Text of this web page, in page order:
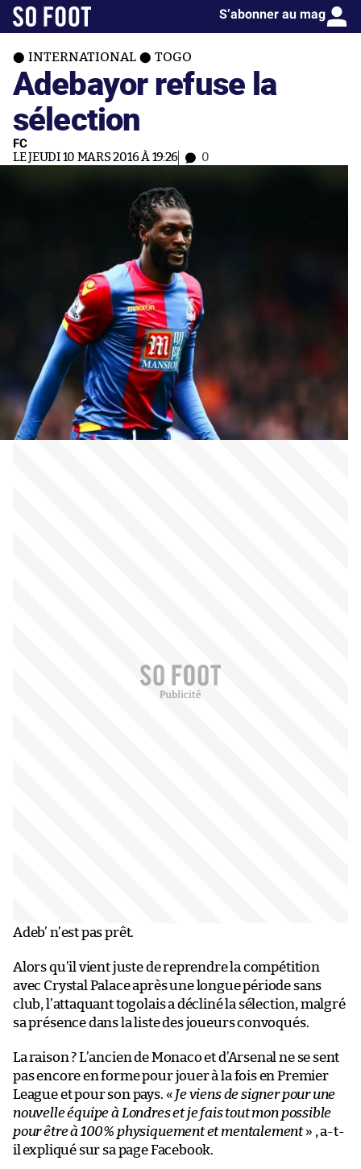
S’abonner au mag
INTERNATIONAL TOGO
Adebayor refuse la
sélection
FC
LE JEUDI 10 MARS 2016 À 19:26 0
Adeb’ n’est pas prêt.
Alors qu’il vient juste de reprendre la compétition
avec Crystal Palace après une longue période sans
club, l’attaquant togolais a décliné la sélection, malgré
sa présence dans la liste des joueurs convoqués.
La raison ? L’ancien de Monaco et d’Arsenal ne se sent
pas encore en forme pour jouer à la fois en Premier
League et pour son pays. « Je viens de signer pour une
nouvelle équipe à Londres et je fais tout mon possible
pour être à 100% physiquement et mentalement» , a-t-
il expliqué sur sa page Facebook.